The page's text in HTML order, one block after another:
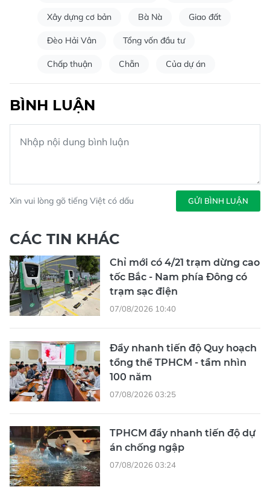
Xây dựng cơ bản Bà Nà Giao đất
Đèo Hải Vân Tổng vốn đầu tư
Chấp thuận Chẵn Của dự án
BÌNH LUẬN
Xin vui lòng gõ tiếng Việt có dấu GỬI BÌNH LUẬN
CÁC TIN KHÁC
Chỉ mới có 4/21 trạm dừng cao
tốc Bắc - Nam phía Đông có
trạm sạc điện
07/08/2026 10:40
Đẩy nhanh tiến độ Quy hoạch
tổng thể TPHCM - tầm nhìn
100 năm
07/08/2026 03:25
TPHCM đẩy nhanh tiến độ dự
án chống ngập
07/08/2026 03:24